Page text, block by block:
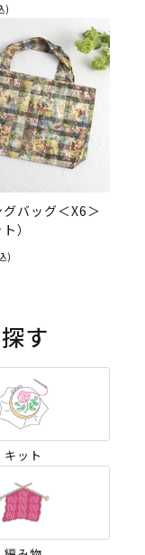
)
バッグ＜X6＞
）
)
す
キット